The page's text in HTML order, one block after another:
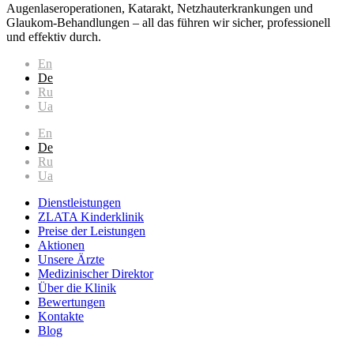
Augenlaseroperationen, Katarakt, Netzhauterkrankungen und
Glaukom-Behandlungen – all das führen wir sicher, professionell
und effektiv durch.
En
De
Ru
Ua
En
De
Ru
Ua
Dienstleistungen
ZLATA Kinderklinik
Preise der Leistungen
Aktionen
Unsere Ärzte
Medizinischer Direktor
Über die Klinik
Bewertungen
Kontakte
Blog